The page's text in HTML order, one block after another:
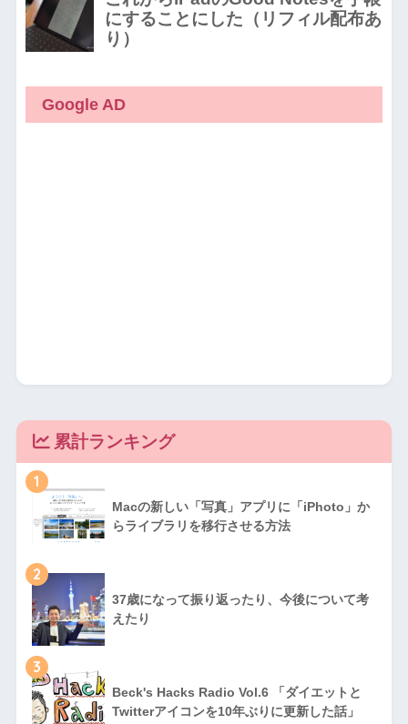
Google AD
累計ランキング
1
Macの新しい「写真」アプリに「iPhoto」か
らライブラリを移行させる方法
2
37歳になって振り返ったり、今後について考
えたり
3
Beck's Hacks Radio Vol.6 「ダイエットと
Twitterアイコンを10年ぶりに更新した話」